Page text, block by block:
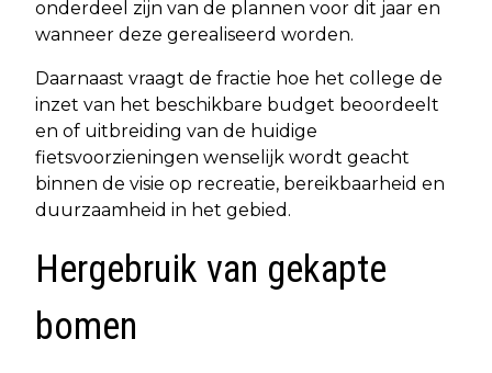
onderdeel zijn van de plannen voor dit jaar en
wanneer deze gerealiseerd worden.
Daarnaast vraagt de fractie hoe het college de
inzet van het beschikbare budget beoordeelt
en of uitbreiding van de huidige
fietsvoorzieningen wenselijk wordt geacht
binnen de visie op recreatie, bereikbaarheid en
duurzaamheid in het gebied.
Hergebruik van gekapte
bomen